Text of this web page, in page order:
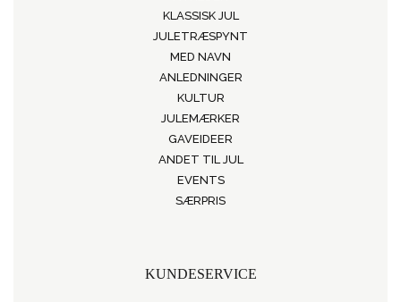
KLASSISK JUL
JULETRÆSPYNT
MED NAVN
ANLEDNINGER
KULTUR
JULEMÆRKER
GAVEIDEER
ANDET TIL JUL
EVENTS
SÆRPRIS
KUNDESERVICE